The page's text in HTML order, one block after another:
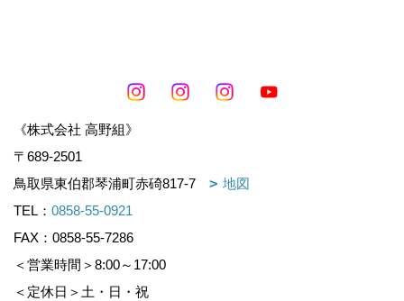
《株式会社 高野組》
〒689-2501
鳥取県東伯郡琴浦町赤碕817-7
地図
TEL： 0858-55-0921
FAX：0858-55-7286
＜営業時間＞8:00～17:00
＜定休日＞土・日・祝